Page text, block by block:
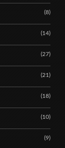
(8)
(14)
(27)
(21)
(18)
(10)
(9)